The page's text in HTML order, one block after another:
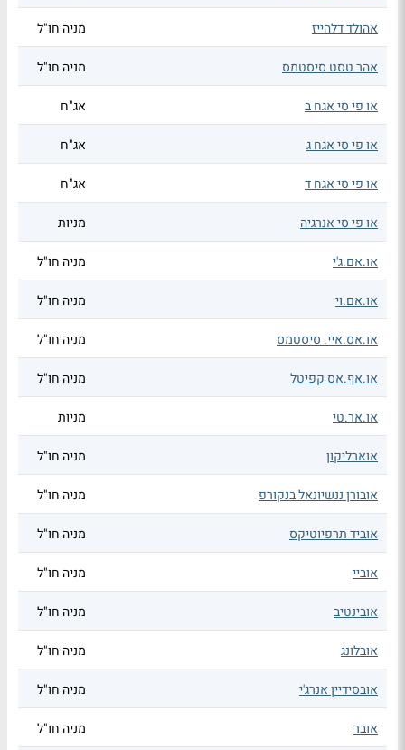
אהולד דלהייז מניה חו"ל
אהר טסט סיסטמס מניה חו"ל
או פי סי אגח ב אג"ח
או פי סי אגח ג אג"ח
או פי סי אגח ד אג"ח
או פי סי אנרגיה מניות
או.אם.ג'י מניה חו"ל
או.אם.וי מניה חו"ל
או.אס.איי. סיסטמס מניה חו"ל
או.אף.אס קפיטל מניה חו"ל
או.אר.טי מניות
אוארליקון מניה חו"ל
אובורן ננשיונאל בנקורפ מניה חו"ל
אוביד תרפיוטיקס מניה חו"ל
אוביי מניה חו"ל
אובינטיב מניה חו"ל
אובלונג מניה חו"ל
אובסידיין אנרג'י מניה חו"ל
אובר מניה חו"ל